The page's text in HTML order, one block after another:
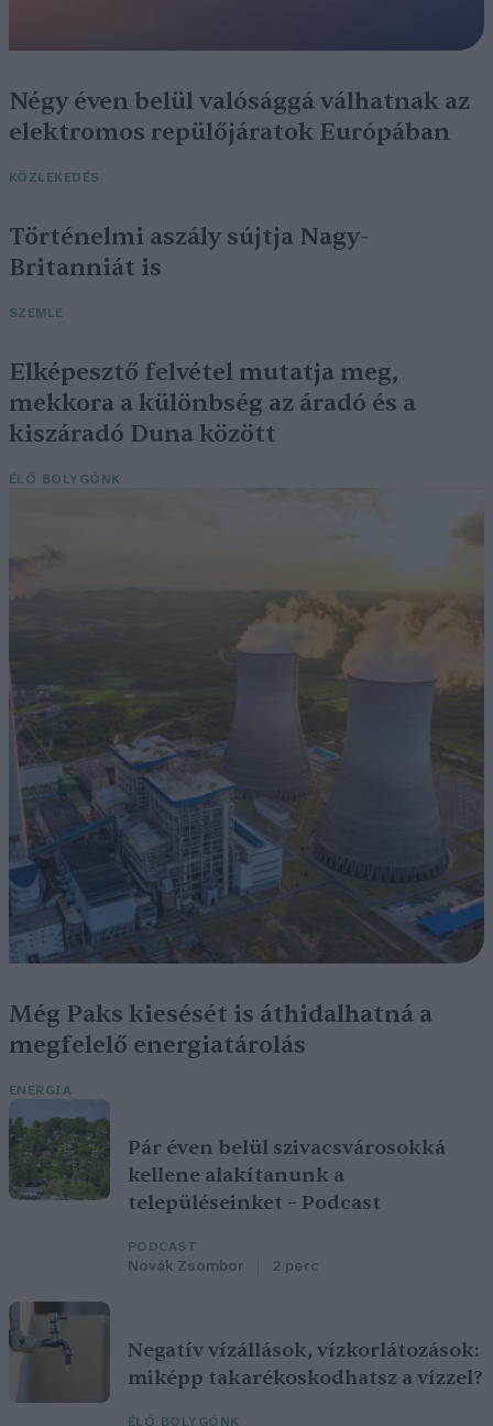
Négy éven belül valósággá válhatnak az
elektromos repülőjáratok Európában
KÖZLEKEDÉS
Történelmi aszály sújtja Nagy-
Britanniát is
SZEMLE
Elképesztő felvétel mutatja meg,
mekkora a különbség az áradó és a
kiszáradó Duna között
ÉLŐ BOLYGÓNK
Még Paks kiesését is áthidalhatná a
megfelelő energiatárolás
ENERGIA
Pár éven belül szivacsvárosokká
kellene alakítanunk a
településeinket – Podcast
PODCAST
Novák Zsombor 2 perc
Negatív vízállások, vízkorlátozások:
miképp takarékoskodhatsz a vízzel?
ÉLŐ BOLYGÓNK